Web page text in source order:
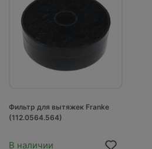
Фильтр для вытяжек Franke
(112.0564.564)
В наличии